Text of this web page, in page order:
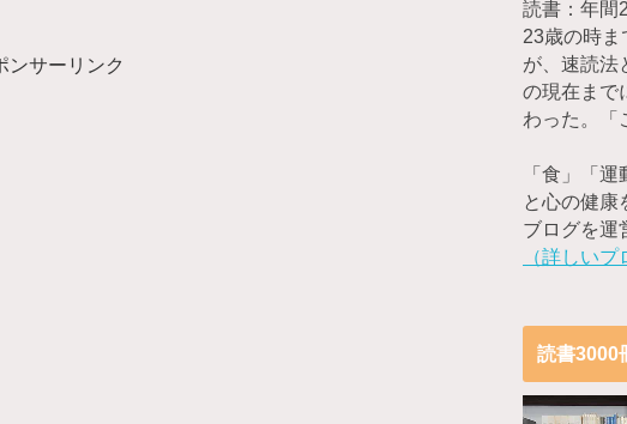
ンサーリンク
読書：年間
23歳の時
が、速読法
の現在まで
わった。「
「食」「
と心の健康
ブログを運
（詳しい
読書3000